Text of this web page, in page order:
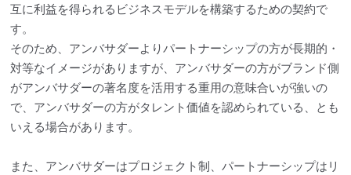
互に利益を得られるビジネスモデルを構築するための契約で
す。
そのため、アンバサダーよりパートナーシップの方が長期的・
対等なイメージがありますが、アンバサダーの方がブランド側
がアンバサダーの著名度を活用する重用の意味合いが強いの
で、アンバサダーの方がタレント価値を認められている、とも
いえる場合があります。
また、アンバサダーはプロジェクト制、パートナーシップはリ